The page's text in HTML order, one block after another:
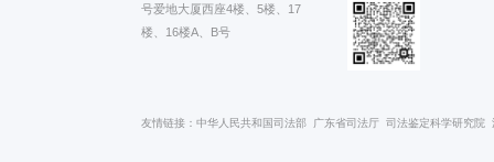
号爱地大厦西座4楼、5楼、17
楼、16楼A、B号
友情链接： 中华人民共和国司法部 广东省司法厅 司法鉴定科学研究院